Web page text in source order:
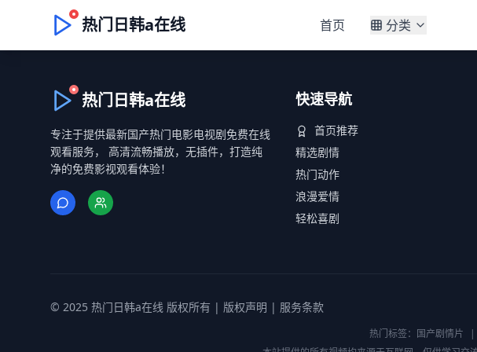
热门日韩a在线 首页 分类
热门日韩a在线
专注于提供最新国产热门电影电视剧免费在线
观看服务， 高清流畅播放，无插件，打造纯
净的免费影视观看体验！
快速导航
首页推荐
精选剧情
热门动作
浪漫爱情
轻松喜剧
© 2025 热门日韩a在线 版权所有 | 版权声明 | 服务条款
热门标签： 国产剧情片 |